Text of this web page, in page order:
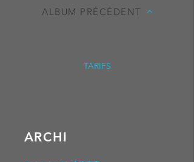
ALBUM PRÉCÉDENT
TARIFS
ARCHI